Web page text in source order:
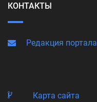
КОНТАКТЫ
Редакция портала
Карта сайта